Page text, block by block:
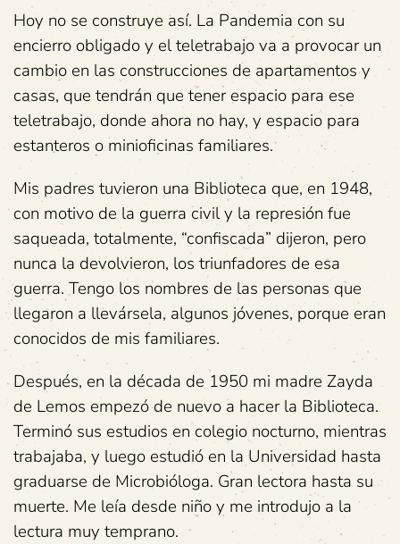
Hoy no se construye así. La Pandemia con su
encierro obligado y el teletrabajo va a provocar un
cambio en las construcciones de apartamentos y
casas, que tendrán que tener espacio para ese
teletrabajo, donde ahora no hay, y espacio para
estanteros o minioficinas familiares.
Mis padres tuvieron una Biblioteca que, en 1948,
con motivo de la guerra civil y la represión fue
saqueada, totalmente, “confiscada” dijeron, pero
nunca la devolvieron, los triunfadores de esa
guerra. Tengo los nombres de las personas que
llegaron a llevársela, algunos jóvenes, porque eran
conocidos de mis familiares.
Después, en la década de 1950 mi madre Zayda
de Lemos empezó de nuevo a hacer la Biblioteca.
Terminó sus estudios en colegio nocturno, mientras
trabajaba, y luego estudió en la Universidad hasta
graduarse de Microbióloga. Gran lectora hasta su
muerte. Me leía desde niño y me introdujo a la
lectura muy temprano.